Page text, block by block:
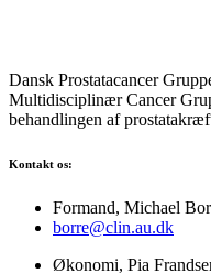
Dansk Prostatacancer
Multidisciplinær Cancer
behandlingen af
Kontakt os:
Formand, Michael
borre@clin.au.dk
Økonomi, Pia